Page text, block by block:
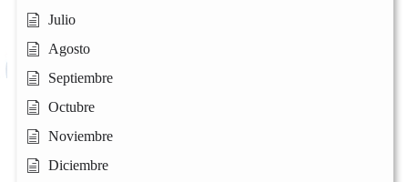
Julio
Agosto
Septiembre
Octubre
Noviembre
Diciembre